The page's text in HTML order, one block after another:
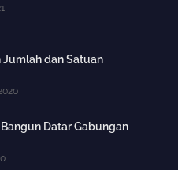
dan Satuan
Datar Gabungan